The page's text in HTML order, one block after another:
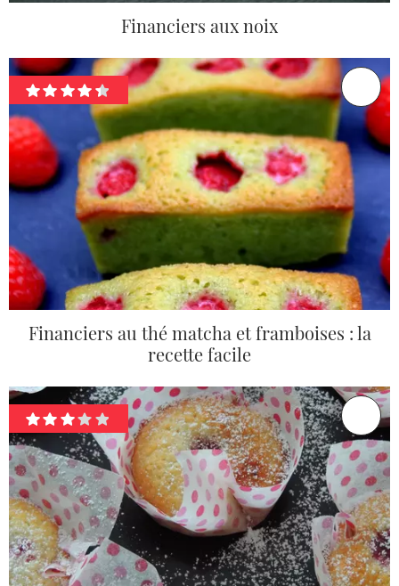
Financiers aux noix
Financiers au thé matcha et framboises : la
recette facile